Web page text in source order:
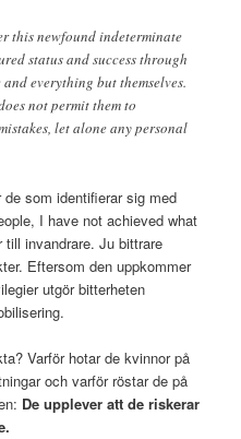
this newfound indeterminate
status and success through
everything but themselves.
not permit them to
let alone any personal
som identifierar sig med
I have not achieved what
till invandrare. Ju bittrare
Eftersom den uppkommer
utgör bitterheten
Varför hotar de kvinnor på
och varför röstar de på
De upplever att de riskerar